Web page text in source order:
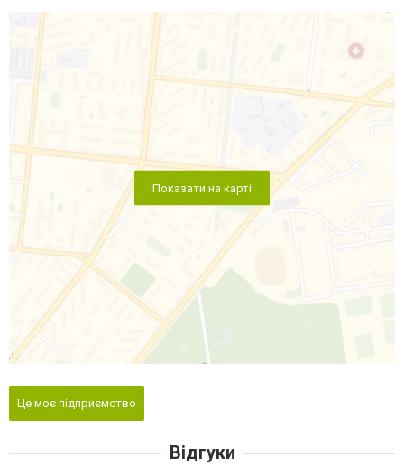
Показати на карті
Це моє підприємство
Відгуки